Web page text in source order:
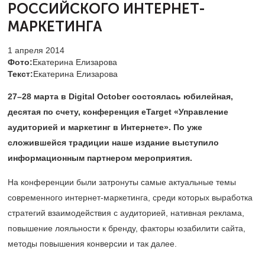
РОССИЙСКОГО ИНТЕРНЕТ-
МАРКЕТИНГА
1 апреля 2014
Фото:Екатерина Елизарова
Текст:Екатерина Елизарова
27–28 марта в Digital October состоялась юбилейная,
десятая по счету, конференция eTarget «Управление
аудиторией и маркетинг в Интернете». По уже
сложившейся традиции наше издание выступило
информационным партнером мероприятия.
На конференции были затронуты самые актуальные темы
современного интернет-маркетинга, среди которых выработка
стратегий взаимодействия с аудиторией, нативная реклама,
повышение лояльности к бренду, факторы юзабилити сайта,
методы повышения конверсии и так далее.